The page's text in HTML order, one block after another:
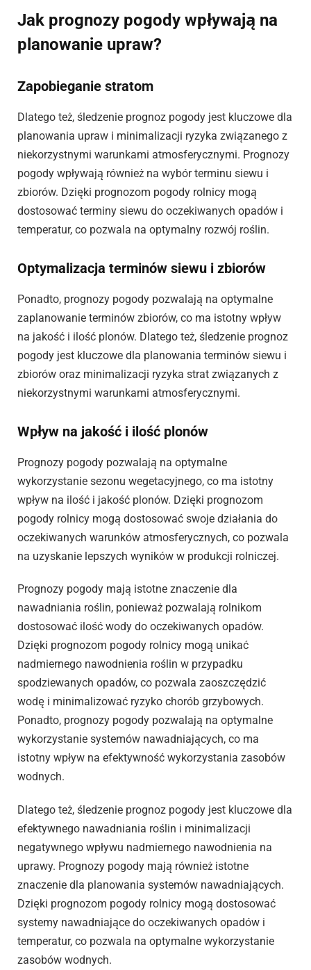
Jak prognozy pogody wpływają na
planowanie upraw?
Zapobieganie stratom
Dlatego też, śledzenie prognoz pogody jest kluczowe dla
planowania upraw i minimalizacji ryzyka związanego z
niekorzystnymi warunkami atmosferycznymi. Prognozy
pogody wpływają również na wybór terminu siewu i
zbiorów. Dzięki prognozom pogody rolnicy mogą
dostosować terminy siewu do oczekiwanych opadów i
temperatur, co pozwala na optymalny rozwój roślin.
Optymalizacja terminów siewu i zbiorów
Ponadto, prognozy pogody pozwalają na optymalne
zaplanowanie terminów zbiorów, co ma istotny wpływ
na jakość i ilość plonów. Dlatego też, śledzenie prognoz
pogody jest kluczowe dla planowania terminów siewu i
zbiorów oraz minimalizacji ryzyka strat związanych z
niekorzystnymi warunkami atmosferycznymi.
Wpływ na jakość i ilość plonów
Prognozy pogody pozwalają na optymalne
wykorzystanie sezonu wegetacyjnego, co ma istotny
wpływ na ilość i jakość plonów. Dzięki prognozom
pogody rolnicy mogą dostosować swoje działania do
oczekiwanych warunków atmosferycznych, co pozwala
na uzyskanie lepszych wyników w produkcji rolniczej.
Prognozy pogody mają istotne znaczenie dla
nawadniania roślin, ponieważ pozwalają rolnikom
dostosować ilość wody do oczekiwanych opadów.
Dzięki prognozom pogody rolnicy mogą unikać
nadmiernego nawodnienia roślin w przypadku
spodziewanych opadów, co pozwala zaoszczędzić
wodę i minimalizować ryzyko chorób grzybowych.
Ponadto, prognozy pogody pozwalają na optymalne
wykorzystanie systemów nawadniających, co ma
istotny wpływ na efektywność wykorzystania zasobów
wodnych.
Dlatego też, śledzenie prognoz pogody jest kluczowe dla
efektywnego nawadniania roślin i minimalizacji
negatywnego wpływu nadmiernego nawodnienia na
uprawy. Prognozy pogody mają również istotne
znaczenie dla planowania systemów nawadniających.
Dzięki prognozom pogody rolnicy mogą dostosować
systemy nawadniające do oczekiwanych opadów i
temperatur, co pozwala na optymalne wykorzystanie
zasobów wodnych.